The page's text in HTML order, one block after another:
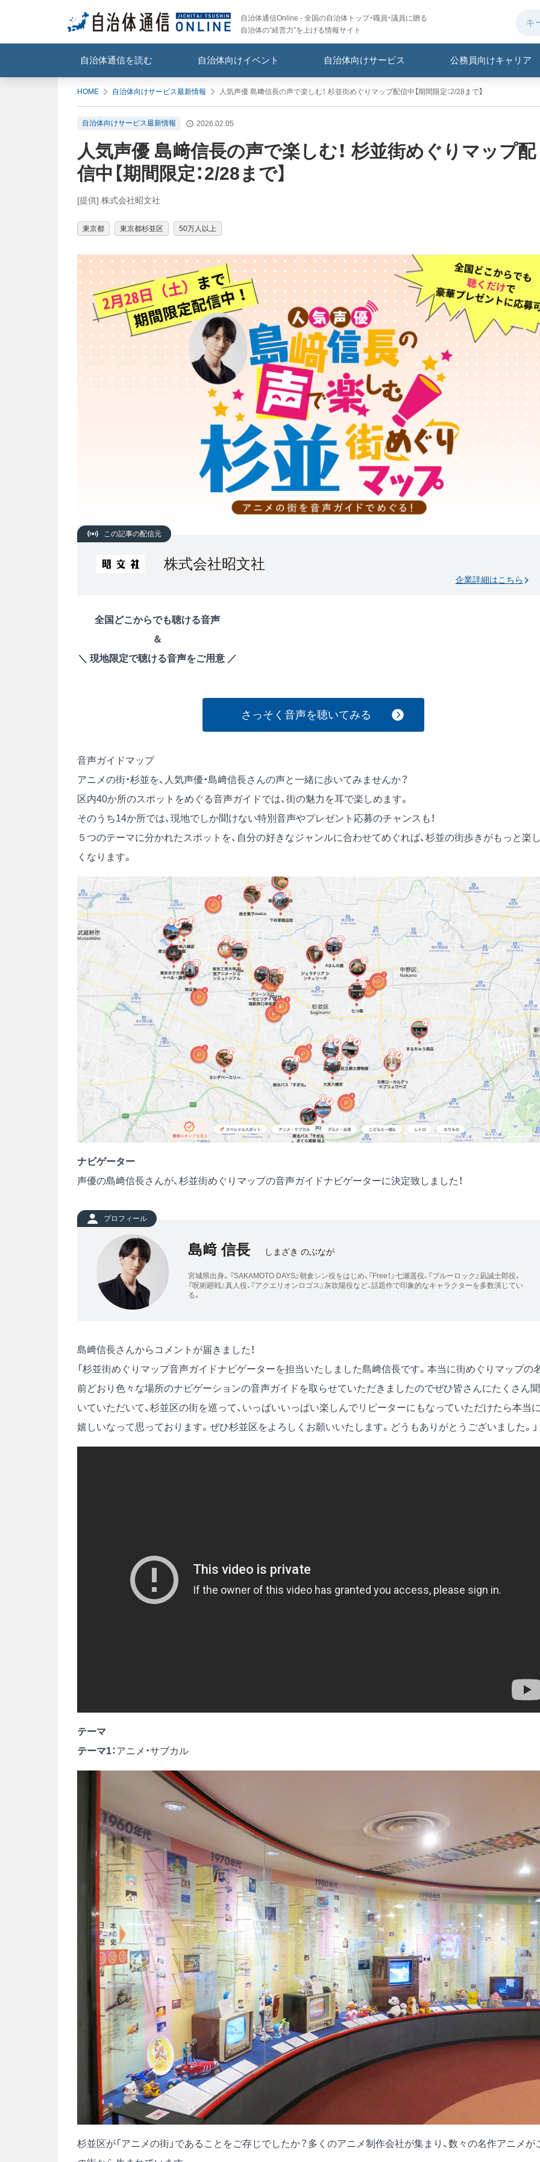
自治体通信Online - 全国の自治体トップ・職員・議員に贈る
自治体の“経営力”を上げる情報サイト
自治体通信を読む 自治体向けイベント 自治体向けサービス 公務員向けキャリア
HOME 自治体向けサービス最新情報 人気声優 島﨑信長の声で楽しむ！ 杉並街めぐりマップ配信中【期間限定：2/28まで】
自治体向けサービス最新情報 2026.02.05
人気声優 島﨑信長の声で楽しむ！ 杉並街めぐりマップ配
信中【期間限定：2/28まで】
[提供] 株式会社昭文社
東京都 東京都杉並区 50万人以上
この記事の配信元
株式会社昭文社
企業詳細はこちら
全国どこからでも聴ける音声
＆
＼ 現地限定で聴ける音声をご用意 ／
さっそく音声を聴いてみる
音声ガイドマップ
アニメの街・杉並を、人気声優・島﨑信長さんの声と一緒に歩いてみませんか？
区内40か所のスポットをめぐる音声ガイドでは、街の魅力を耳で楽しめます。
そのうち14か所では、現地でしか聞けない特別音声やプレゼント応募のチャンスも！
５つのテーマに分かれたスポットを、自分の好きなジャンルに合わせてめぐれば、杉並の街歩きがもっと楽
くなります。
ナビゲーター
声優の島﨑信長さんが、杉並街めぐりマップの音声ガイドナビゲーターに決定致しました！
プロフィール
島﨑 信長 しまざき のぶなが
宮城県出身。『SAKAMOTO DAYS』朝倉シン役をはじめ、『Free！』七瀬遥役、『ブルーロック』凪誠士郎役、
『呪術廻戦』真人役、『アクエリオンロゴス』灰吹陽役など、話題作で印象的なキャラクターを多数演じてい
る。
島﨑信長さんからコメントが届きました！
「杉並街めぐりマップ音声ガイドナビゲーターを担当いたしました島﨑信長です。本当に街めぐりマップの
前どおり色々な場所のナビゲーションの音声ガイドを取らせていただきましたのでぜひ皆さんにたくさん聞
いていただいて、杉並区の街を巡って、いっぱいいっぱい楽しんでリピーターにもなっていただけたら本当
嬉しいなって思っております。ぜひ杉並区をよろしくお願いいたします。どうもありがとうございました。」
テーマ
テーマ1：アニメ・サブカル
杉並区が「アニメの街」であることをご存じでしたか？多くのアニメ制作会社が集まり、数々の名作アニメが